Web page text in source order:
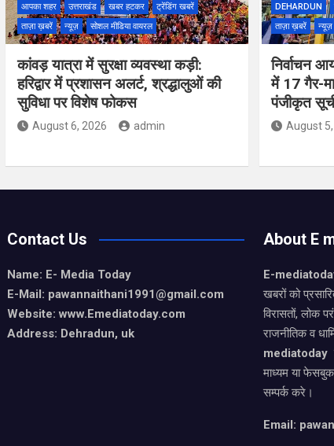
आपका शहर उत्तराखंड खबर हटकर
ट्रेंडिंग खबरें
ताज़ा ख़बरें
न्यूज़ सोशल मीडिया वायरल
कांवड़ यात्रा में सुरक्षा व्यवस्था कड़ी:
हरिद्वार में प्रशासन अलर्ट, श्रद्धालुओं की
सुविधा पर विशेष फोकस
August 6, 2026 admin
DEHARDUN
ताज़ा ख़बरें
न्यूज़
निर्वाचन
में 17 गैर-
पंजीकृत
August
Contact Us
Name: E- Media Today
E-Mail: pawannaithani1991@gmail.com
Website: www.Emediatoday.com
Address: Dehradun, uk
About E
E-
खबरों को
विरासतों, लोक
राजनीतिक व
mediatoday
माध्यम या
सम्पर्क करे।
Email: